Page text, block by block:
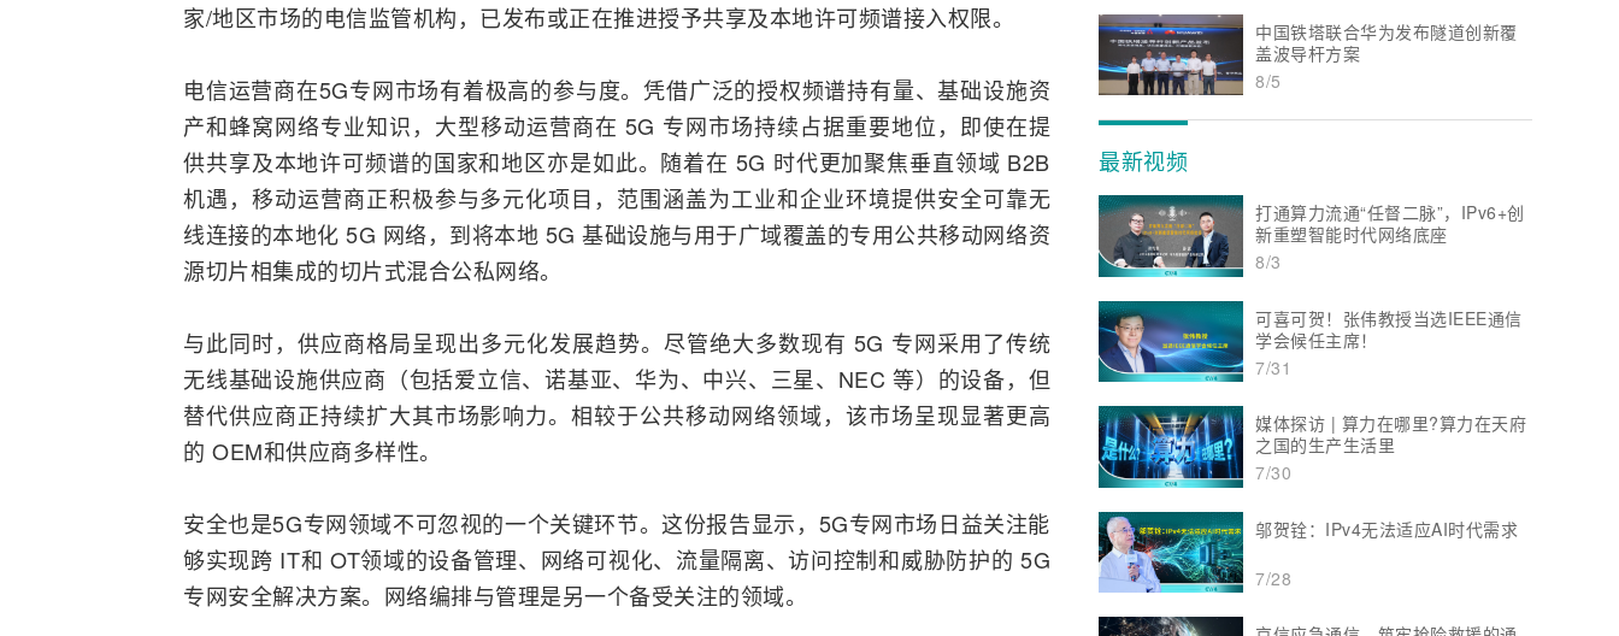
家/地区市场的电信监管机构，已发布或正在推进授予共享及本地许可频谱接入权限。
电信运营商在5G专网市场有着极高的参与度。凭借广泛的授权频谱持有量、基础设施资
产和蜂窝网络专业知识，大型移动运营商在 5G 专网市场持续占据重要地位，即使在提
供共享及本地许可频谱的国家和地区亦是如此。随着在 5G 时代更加聚焦垂直领域 B2B
机遇，移动运营商正积极参与多元化项目，范围涵盖为工业和企业环境提供安全可靠无
线连接的本地化 5G 网络，到将本地 5G 基础设施与用于广域覆盖的专用公共移动网络资
源切片相集成的切片式混合公私网络。
与此同时，供应商格局呈现出多元化发展趋势。尽管绝大多数现有 5G 专网采用了传统
无线基础设施供应商（包括爱立信、 诺基亚、 华为、 中兴、 三星、 NEC 等）的设备，但
替代供应商正持续扩大其市场影响力。相较于公共移动网络领域，该市场呈现显著更高
的 OEM和供应商多样性。
安全也是5G专网领域不可忽视的一个关键环节。这份报告显示，5G专网市场日益关注能
够实现跨 IT和 OT领域的设备管理、网络可视化、流量隔离、访问控制和威胁防护的 5G
专网安全解决方案。网络编排与管理是另一个备受关注的领域。
中国铁塔联合华为发布隧道创新覆
盖波导杆方案
8/5
最新视频
打通算力流通“任督二脉”，IPv6+创
新重塑智能时代网络底座
8/3
可喜可贺！张伟教授当选IEEE通信
学会候任主席！
7/31
媒体探访 | 算力在哪里?算力在天府
之国的生产生活里
7/30
邬贺铨：IPv4无法适应AI时代需求
7/28